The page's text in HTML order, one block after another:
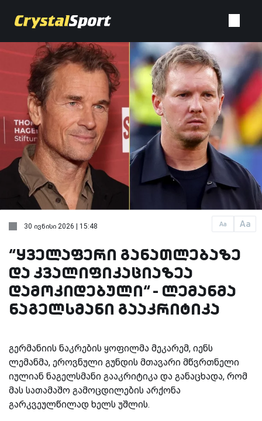
Aa Aa
30 ივნისი 2026 | 15:48
“ყველაფერი განათლებაზე
და კვალიფიკაციაზეა
დამოკიდებული“ - ლემანმა
ნაგელსმანი გააკრიტიკა
გერმანიის ნაკრების ყოფილმა მეკარემ, იენს
ლემანმა, ეროვნული გუნდის მთავარი მწვრთნელი
იულიან ნაგელსმანი გააკრიტიკა და განაცხადა, რომ
მას სათამაშო გამოცდილების არქონა
გარკვეულწილად ხელს უშლის.